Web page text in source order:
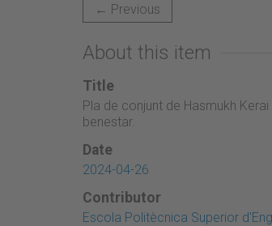
← Previous
About this item
Title
Pla de conjunt de Hasmukh
benestar.
Date
2024-04-26
Contributor
Escola Politècnica Superior